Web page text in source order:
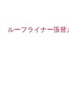
ルーフライナー張替